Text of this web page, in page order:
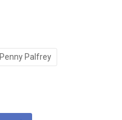
Penny Palfrey